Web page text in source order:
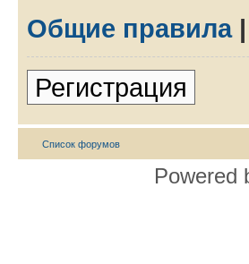
Общие правила|
Регистрация
Список форумов
Powered